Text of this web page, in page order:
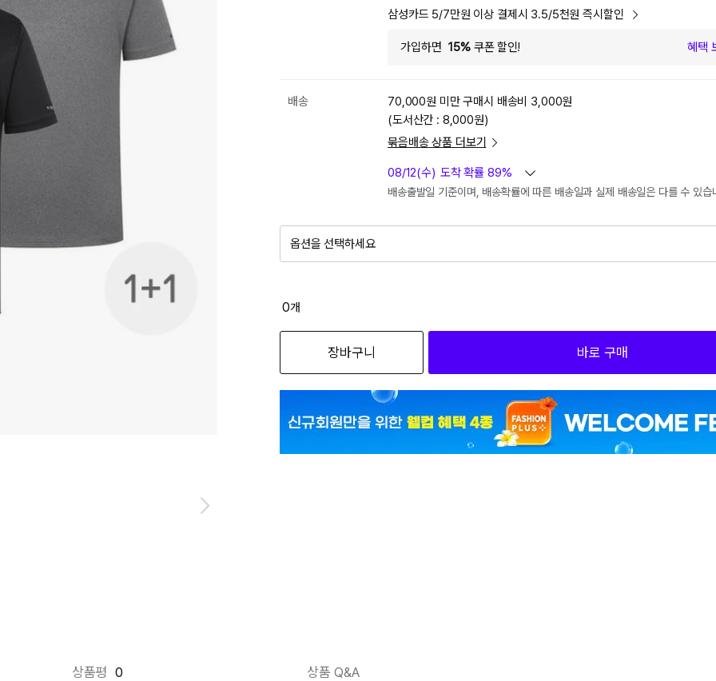
삼성카드 5/7만원 이상 결제시 3.5/5천원 즉시할인
가입하면 15%쿠폰 할인! 혜택
배송 70,000원 미만 구매시 배송비 3,000원
(도서산간 : 8,000원)
묶음배송 상품 더보기
08/12(수) 도착 확률 89%
배송출발일 기준이며, 배송확률에 따른 배송일과 실제 배송일은 다를 수 있습
옵션을 선택하세요
2장 세트 100
0개
장바구니 바로 구매
상품평 0 상품 Q&A